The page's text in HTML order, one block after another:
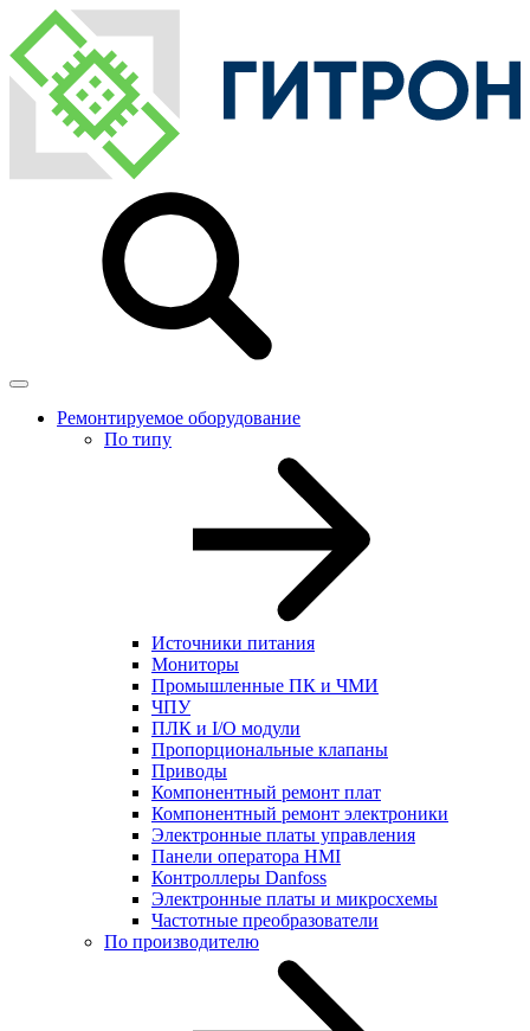
Ремонтируемое оборудование
По типу
Источники питания
Мониторы
Промышленные ПК и ЧМИ
ЧПУ
ПЛК и I/O модули
Пропорциональные клапаны
Приводы
Компонентный ремонт плат
Компонентный ремонт электроники
Электронные платы управления
Панели оператора HMI
Контроллеры Danfoss
Электронные платы и микросхемы
Частотные преобразователи
По производителю